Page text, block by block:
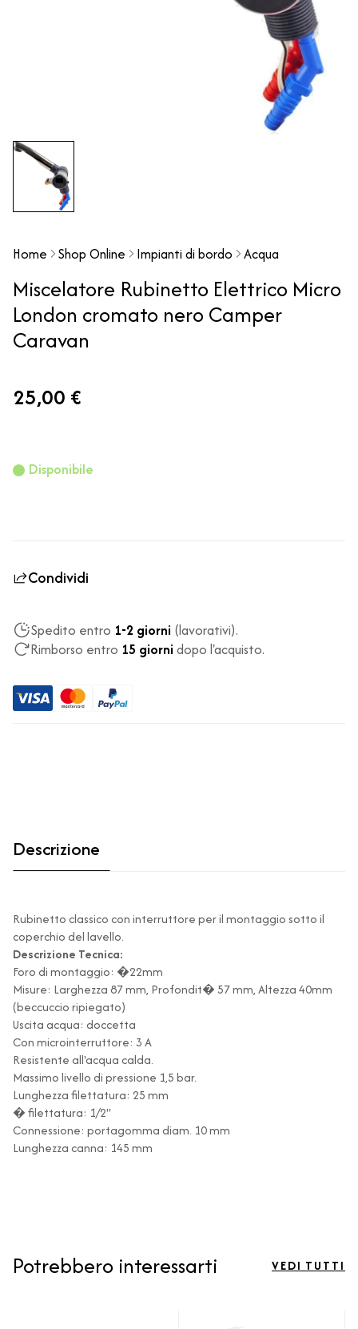
Home Shop Online Impianti di bordo Acqua
Miscelatore Rubinetto Elettrico Micro
London cromato nero Camper
Caravan
25,00 €
Disponibile
Condividi
Spedito entro 1-2 giorni (lavorativi).
Rimborso entro 15 giorni dopo l'acquisto.
Descrizione
Rubinetto classico con interruttore per il montaggio sotto il
coperchio del lavello.
Descrizione Tecnica:
Foro di montaggio: �22mm
Misure: Larghezza 87 mm, Profondit� 57 mm, Altezza 40mm
(beccuccio ripiegato)
Uscita acqua: doccetta
Con microinterruttore: 3 A
Resistente all'acqua calda.
Massimo livello di pressione 1,5 bar.
Lunghezza filettatura: 25 mm
� filettatura: 1/2"
Connessione: portagomma diam. 10 mm
Lunghezza canna: 145 mm
Potrebbero interessarti VEDI TUTTI